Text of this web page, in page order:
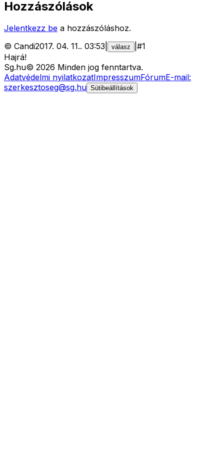
Hozzászólások
Jelentkezz be a hozzászóláshoz.
© Candi2017. 04. 11.. 03:53 válasz #1
Hajrá!
Sg.hu© 2026 Minden jog fenntartva.
Adatvédelmi nyilatkozatImpresszumFórumE-mail:
szerkesztoseg@sg.hu Sütibeállítások